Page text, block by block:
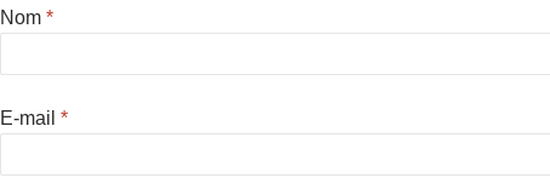
Nom *
E-mail *